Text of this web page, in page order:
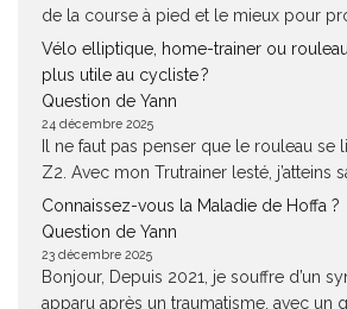
de la course à pied et le mieux pour
Vélo elliptique, home-trainer ou
plus utile au cycliste ?
Question de Yann
24 décembre 2025
Il ne faut pas penser que le rouleau se
Z2. Avec mon Trutrainer lesté, j’atteins
Connaissez-vous la Maladie de Hoffa ?
Question de Yann
23 décembre 2025
Bonjour, Depuis 2021, je souffre d’un
apparu après un traumatisme, avec un